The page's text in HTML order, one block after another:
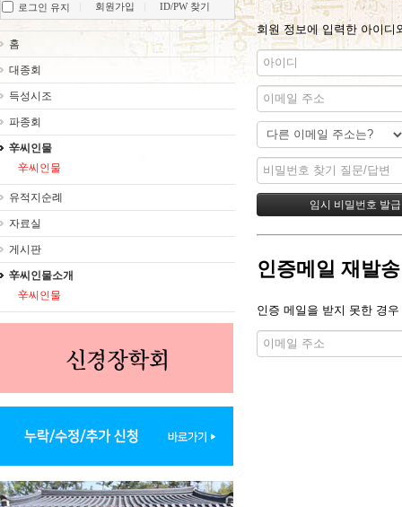
로그인 유지 회원가입 ID/PW 찾기
홈
대종회
득성시조
파종회
辛씨인물
辛씨인물
유적지순례
자료실
게시판
辛씨인물소개
辛씨인물
회원 정보에 입력한 아이디
인증메일 재발송
인증 메일을 받지 못한 경